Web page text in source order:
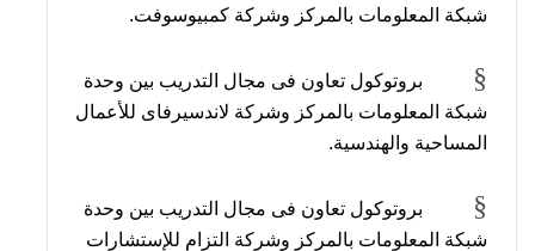
شبكة المعلومات بالمركز وشركة كمبيوسوفت.
§
بروتوكول تعاون فى مجال التدريب بين وحدة
شبكة المعلومات بالمركز وشركة لاندسيرفاى للأعمال
المساحية والهندسية.
§
بروتوكول تعاون فى مجال التدريب بين وحدة
شبكة المعلومات بالمركز وشركة التزام للإستشارات